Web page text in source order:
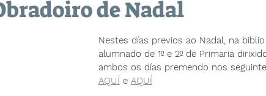
de Nadal
Nestes días previos ao Nadal, na
alumnado de 1º e 2º de Primaria
ambos os días premendo nos
AQUÍ e AQUÍ